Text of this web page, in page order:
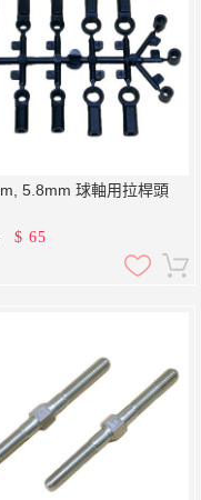
5.8mm 球軸用拉桿頭
$ 65